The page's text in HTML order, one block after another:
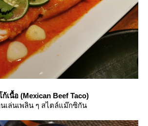
ก้เนื้อ (Mexican Beef Taco)
เล่นเพลิน ๆ สไตล์แม๊กซิกัน